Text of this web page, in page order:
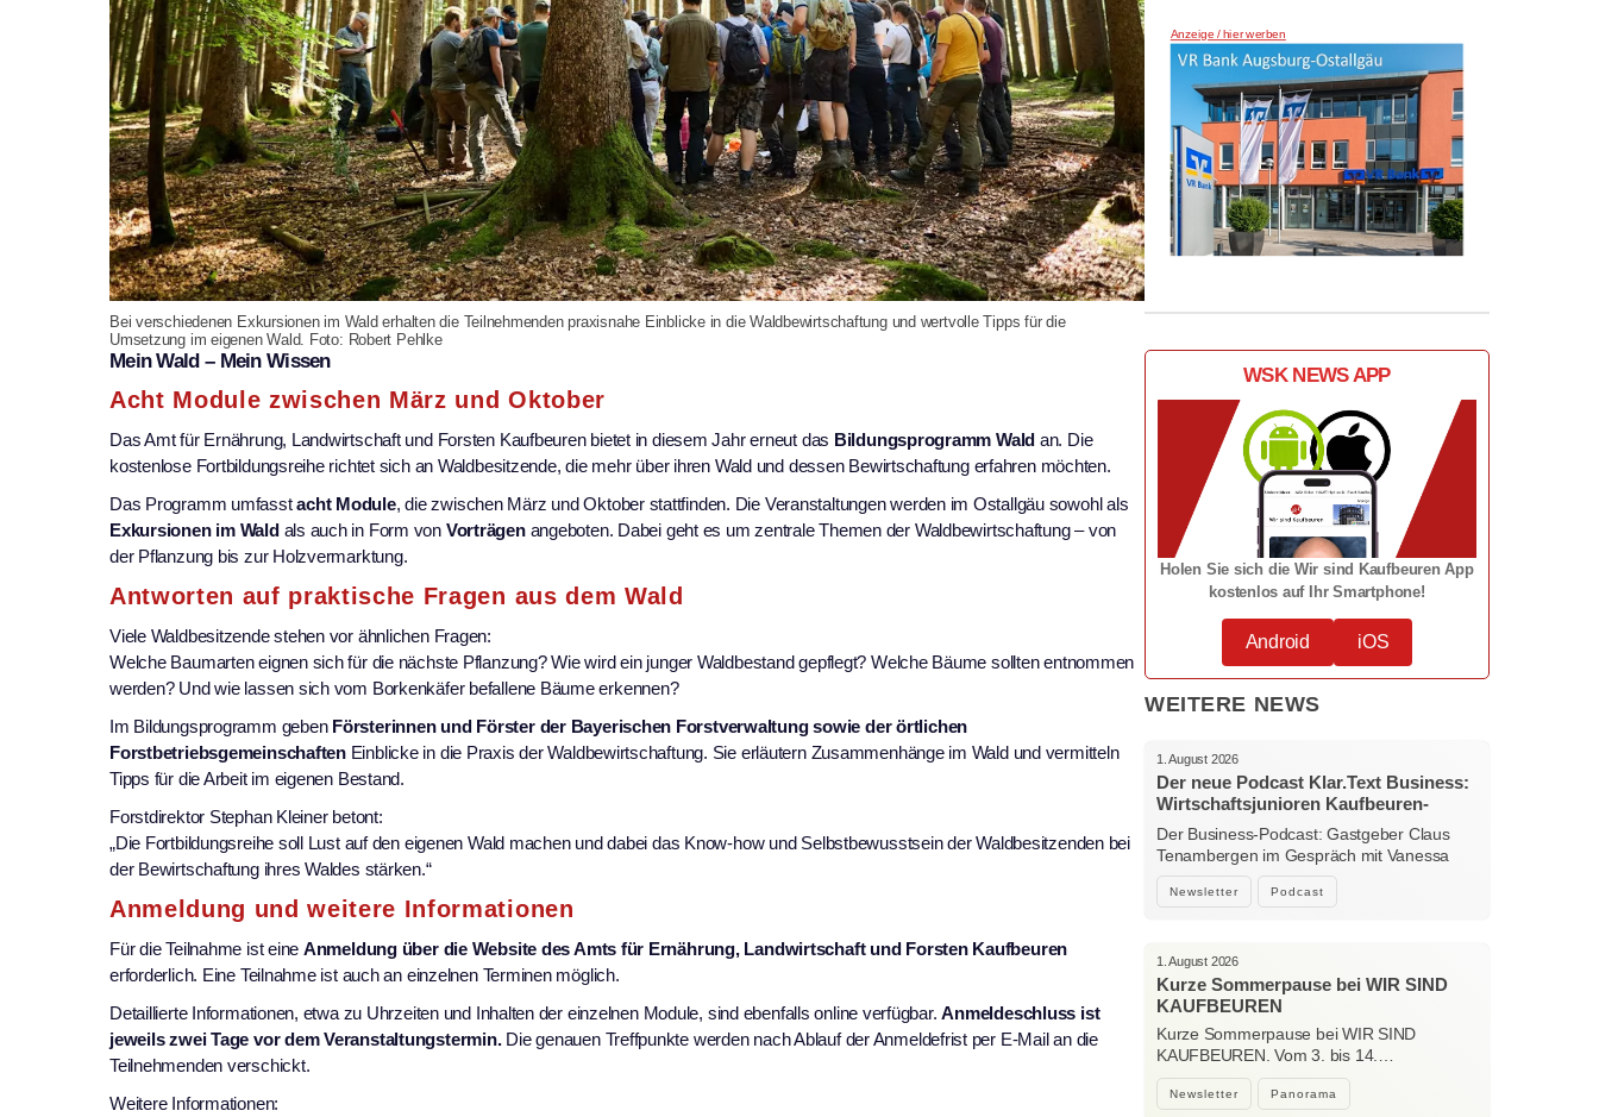
Bei verschiedenen Exkursionen im Wald erhalten die Teilnehmenden praxisnahe Einblicke in die Waldbewirtschaftung und wertvolle Tipps für die
Umsetzung im eigenen Wald. Foto: Robert Pehlke
Mein Wald – Mein Wissen
Acht Module zwischen März und Oktober
Das Amt für Ernährung, Landwirtschaft und Forsten Kaufbeuren bietet in diesem Jahr erneut das Bildungsprogramm Wald an. Die
kostenlose Fortbildungsreihe richtet sich an Waldbesitzende, die mehr über ihren Wald und dessen Bewirtschaftung erfahren möchten.
Das Programm umfasstacht Module, die zwischen März und Oktober stattfinden. Die Veranstaltungen werden im Ostallgäu sowohl als
Exkursionen im Waldals auch in Form von Vorträgenangeboten. Dabei geht es um zentrale Themen der Waldbewirtschaftung – von
der Pflanzung bis zur Holzvermarktung.
Antworten auf praktische Fragen aus dem Wald
Viele Waldbesitzende stehen vor ähnlichen Fragen:
Welche Baumarten eignen sich für die nächste Pflanzung? Wie wird ein junger Waldbestand gepflegt? Welche Bäume sollten entnommen
werden? Und wie lassen sich vom Borkenkäfer befallene Bäume erkennen?
Im Bildungsprogramm geben Försterinnen und Förster der Bayerischen Forstverwaltung sowie der örtlichen
ForstbetriebsgemeinschaftenEinblicke in die Praxis der Waldbewirtschaftung. Sie erläutern Zusammenhänge im Wald und vermitteln
Tipps für die Arbeit im eigenen Bestand.
Forstdirektor Stephan Kleiner betont:
„Die Fortbildungsreihe soll Lust auf den eigenen Wald machen und dabei das Know-how und Selbstbewusstsein der Waldbesitzenden bei
der Bewirtschaftung ihres Waldes stärken.“
Anmeldung und weitere Informationen
Für die Teilnahme ist eine Anmeldung über die Website des Amts für Ernährung, Landwirtschaft und Forsten Kaufbeuren
erforderlich. Eine Teilnahme ist auch an einzelnen Terminen möglich.
Detaillierte Informationen, etwa zu Uhrzeiten und Inhalten der einzelnen Module, sind ebenfalls online verfügbar.Anmeldeschluss ist
jeweils zwei Tage vor dem Veranstaltungstermin.Die genauen Treffpunkte werden nach Ablauf der Anmeldefrist per E-Mail an die
Teilnehmenden verschickt.
Weitere Informationen:
Anzeige / hier werben
WSK NEWS APP
Holen Sie sich die Wir sind Kaufbeuren App
kostenlos auf Ihr Smartphone!
Android iOS
WEITERE NEWS
Newsletter Podcast
1. August 2026
Der neue Podcast Klar.Text Business:
Wirtschaftsjunioren Kaufbeuren-
Ostallgäu – Menschen, Ideen und
starke Verbindungen
Der Business-Podcast: Gastgeber Claus
Tenambergen im Gespräch mit Vanessa
Bockhorni…
Newsletter Panorama
1. August 2026
Kurze Sommerpause bei WIR SIND
KAUFBEUREN
Kurze Sommerpause bei WIR SIND
KAUFBEUREN. Vom 3. bis 14.…